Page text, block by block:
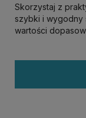
Skorzystaj z
szybki i wygodny
wartości